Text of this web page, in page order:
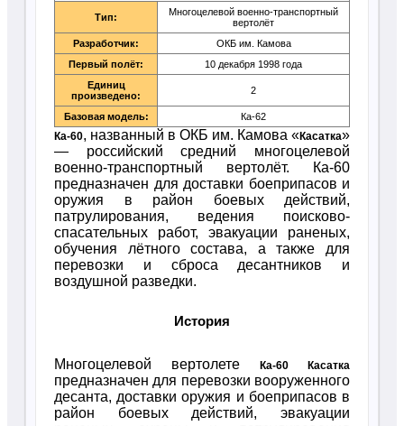
Тип:
Многоцелевой военно-транспортный
вертолёт
Разработчик:
ОКБ им. Камова
Первый полёт:
10 декабря 1998 года
Единиц
произведено:
2
Базовая модель: Ка-62
Ка-60, названный в ОКБ им. Камова «Касатка»
— российский средний многоцелевой
военно-транспортный вертолёт. Ка-60
предназначен для доставки боеприпасов и
оружия в район боевых действий,
патрулирования, ведения поисково-
спасательных работ, эвакуации раненых,
обучения лётного состава, а также для
перевозки и сброса десантников и
воздушной разведки.
История
Многоцелевой вертолете Ка-60 Касатка
предназначен для перевозки вооруженного
десанта, доставки оружия и боеприпасов в
район боевых действий, эвакуации